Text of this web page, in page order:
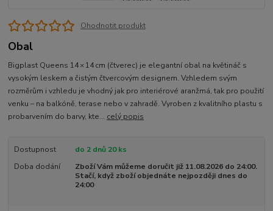
Ohodnotit produkt
Obal
Bigplast Queens 14 × 14 cm (čtverec) je elegantní obal na květináč s
vysokým leskem a čistým čtvercovým designem. Vzhledem svým
rozměrům i vzhledu je vhodný jak pro interiérové aranžmá, tak pro použití
venku – na balkóně, terase nebo v zahradě. Vyroben z kvalitního plastu s
probarvením do barvy, kte... celý popis
Dostupnost
do 2 dnů 20 ks
Doba dodání
Zboží Vám můžeme doručit již 11.08.2026 do 24:00.
Stačí, když zboží objednáte nejpozději dnes do
24:00